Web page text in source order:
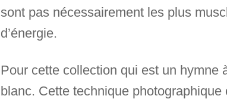
sont pas nécessairement les plus
d’énergie.
Pour cette collection qui est un hymne
blanc. Cette technique